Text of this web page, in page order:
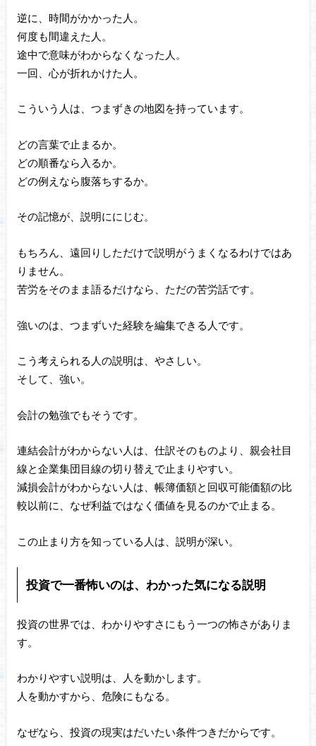
逆に、時間がかかった人。
何度も間違えた人。
途中で意味がわからなくなった人。
一回、心が折れかけた人。
こういう人は、つまずきの地図を持っています。
どの言葉で止まるか。
どの順番なら入るか。
どの例えなら腹落ちするか。
その記憶が、説明ににじむ。
もちろん、遠回りしただけで説明がうまくなるわけではあ
りません。
苦労をそのまま語るだけなら、ただの苦労話です。
強いのは、つまずいた経験を編集できる人です。
こう考えられる人の説明は、やさしい。
そして、強い。
会計の勉強でもそうです。
連結会計がわからない人は、仕訳そのものより、親会社目
線と企業集団目線の切り替えで止まりやすい。
減損会計がわからない人は、帳簿価額と回収可能価額の比
較以前に、なぜ利益ではなく価値を見るのかで止まる。
この止まり方を知っている人は、説明が深い。
投資で一番怖いのは、わかった気になる説明
投資の世界では、わかりやすさにもう一つの怖さがありま
す。
わかりやすい説明は、人を動かします。
人を動かすから、危険にもなる。
なぜなら、投資の現実はだいたい条件つきだからです。